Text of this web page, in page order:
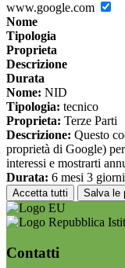
www.google.com
Nome
Tipologia
Proprieta
Descrizione
Durata
Nome: NID
Tipologia: tecnico
Proprieta: Terze Parti
Descrizione: Questo
proprietà di Google)
interessi e mostrarti
Durata: 6 mesi 3 giorni
Accetta tutti Salva le
Contatti